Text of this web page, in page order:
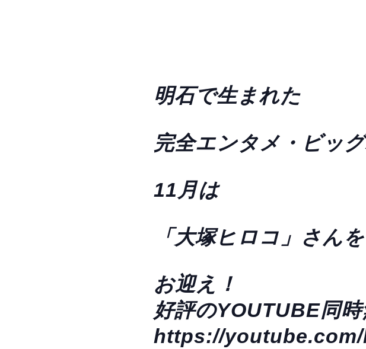
明石で生まれた
完全エンタメ・ビッ
11月は
「大塚ヒロコ」さんを
お迎え！
好評のYOUTUBE同
https://